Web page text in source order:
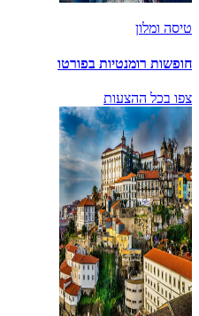
טיסה ומלון
חופשות רומנטיות בפורטו
צפו בכל ההצעות